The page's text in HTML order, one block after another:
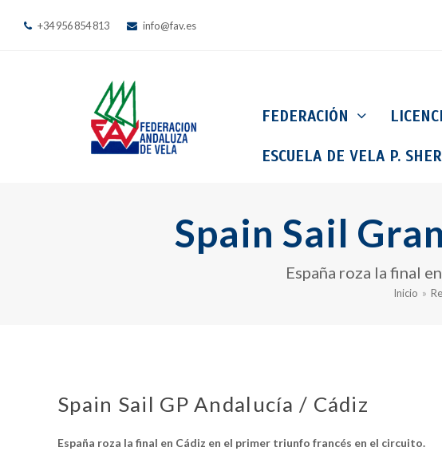
+34 956 854 813 info@fav.es
FEDERACIÓN
ESCUELA DE VELA P.
Spain Sail
España roza la final
Inicio »
Spain Sail GP Andalucía / Cádiz
España roza la final en Cádiz en el primer triunfo francés en el circuito.